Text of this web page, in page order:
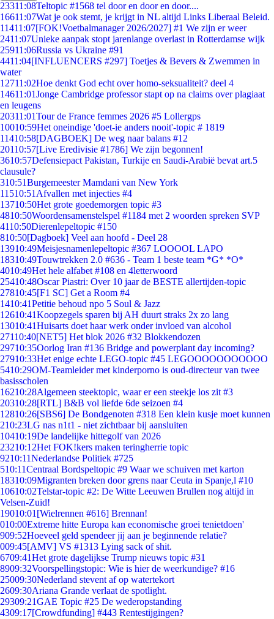
23311:08Teltopic #1568 tel door en door en door....
16611:07Wat je ook stemt, je krijgt in NL altijd Links Liberaal Beleid.
11411:07[FOK!Voetbalmanager 2026/2027] #1 We zijn er weer
2411:07Unieke aanpak stopt jarenlange overlast in Rotterdamse wijk
25911:06Russia vs Ukraine #91
4411:04[INFLUENCERS #297] Toetjes & Bevers & Zwemmen in
water
12711:02Hoe denkt God echt over homo-seksualiteit? deel 4
14611:01Jonge Cambridge professor stapt op na claims over plagiaat
en leugens
20311:01Tour de France femmes 2026 #5 Lollergps
10010:59Het oneindige 'doet-ie anders nooit'-topic # 1819
11410:58[DAGBOEK] De weg naar balans #12
20110:57[Live Eredivisie #1786] We zijn begonnen!
3610:57Defensiepact Pakistan, Turkije en Saudi-Arabië bevat art.5
clausule?
310:51Burgemeester Mamdani van New York
11510:51 Afvallen met injecties #4
13710:50Het grote goedemorgen topic #3
4810:50Woordensamenstelspel #1184 met 2 woorden spreken SVP
4110:50Dierenlepeltopic #150
810:50[Dagboek] Veel aan hoofd - Deel 28
13910:49Meisjesnamenlepeltopic #367 LOOOOL LAPO
18310:49Touwtrekken 2.0 #636 - Team 1 beste team *G* *O*
4010:49Het hele alfabet #108 en 4letterwoord
25410:48Oscar Piastri: Over 10 jaar de BESTE allertijden-topic
27810:45[F1 SC] Get a Room #4
1410:41Petitie behoud npo 5 Soul & Jazz
12610:41Koopzegels sparen bij AH duurt straks 2x zo lang
13010:41Huisarts doet haar werk onder invloed van alcohol
27110:40[NET5] Het blok 2026 #32 Blokkendozen
29710:35Oorlog Iran #136 Bridge and powerplant day incoming?
27910:33Het enige echte LEGO-topic #45 LEGOOOOOOOOOOO
5410:29OM-Teamleider met kinderporno is oud-directeur van twee
basisscholen
16210:28Algemeen steektopic, waar er een steekje los zit #3
20310:28[RTL] B&B vol liefde 6de seizoen #4
12810:26[SBS6] De Bondgenoten #318 Een klein kusje moet kunnen
210:23LG nas n1t1 - niet zichtbaar bij aansluiten
10410:19De landelijke hittegolf van 2026
23210:12Het FOK!kers maken teringherrie topic
9210:11Nederlandse Politiek #725
510:11Centraal Bordspeltopic #9 Waar we schuiven met karton
18310:09Migranten breken door grens naar Ceuta in Spanje,l #10
10610:02Telstar-topic #2: De Witte Leeuwen Brullen nog altijd in
Velsen-Zuid!
19010:01 [Wielrennen #616] Brennan!
010:00Extreme hitte Europa kan economische groei tenietdoen'
909:52Hoeveel geld spendeer jij aan je beginnende relatie?
009:45[AMV] VS #1313 Lying sack of shit.
6709:41Het grote dagelijkse Trump nieuws topic #31
8909:32Voorspellingstopic: Wie is hier de weerkundige? #16
25009:30Nederland stevent af op watertekort
2609:30Ariana Grande verlaat de spotlight.
29309:21GAE Topic #25 De wederopstanding
4309:17[Crowdfunding] #443 Rentestijgingen?